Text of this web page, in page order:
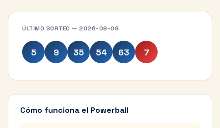
ÚLTIMO SORTEO — 2026-08-08
5 9 35 54 63 7
Cómo funciona el Powerball